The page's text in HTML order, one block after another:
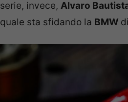
serie, invece, Alvaro
quale sta sfidando la BMW di